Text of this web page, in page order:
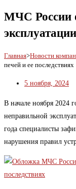
МЧС России
Главная>Новости
печей и ее последствиях
5 ноября, 2024
В начале ноября 2024
неправильной
года специалисты
нарушения правил